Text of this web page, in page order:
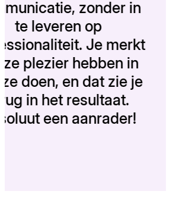
communicatie, zonder in
te leveren op
professionaliteit. Je merkt
dat ze plezier hebben in
wat ze doen, en dat zie je
terug in het resultaat.
Absoluut een aanrader!